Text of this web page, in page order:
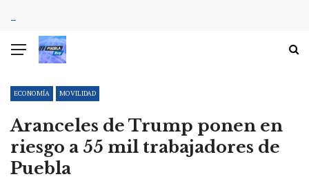
ECONOMÍA MOVILIDAD
Aranceles de Trump ponen en
riesgo a 55 mil trabajadores de
Puebla